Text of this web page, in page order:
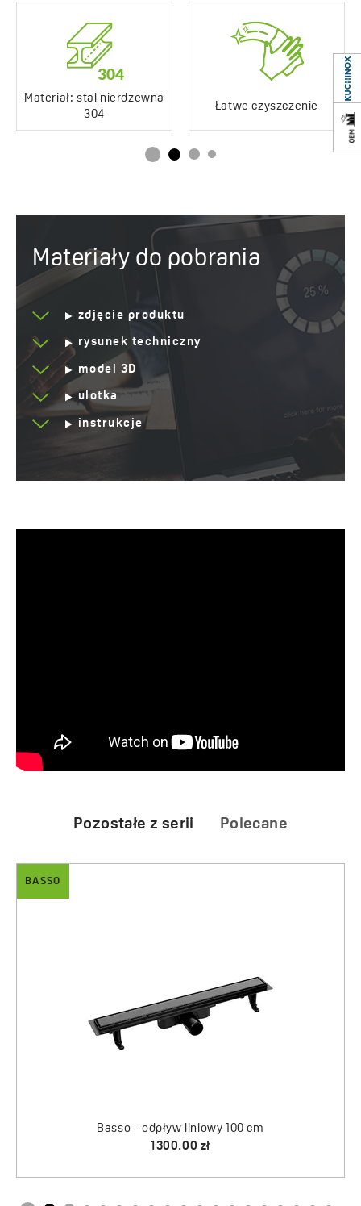
Mata izolacyjna w
zestawie
Suchy syfon
Nie - z możliwością
gwarancji
Materiał: stal nierdzewna
304
Łatwe czyszczenie
Materiały do pobrania
zdjęcie produktu
rysunek techniczny
model 3D
ulotka
instrukcje
Pozostałe z serii Polecane
BASSO
Basso - odpływ liniowy 100 cm
1300.00 zł
Listwa spadkowa do odpływu liniowego, lewa
210.00 zł